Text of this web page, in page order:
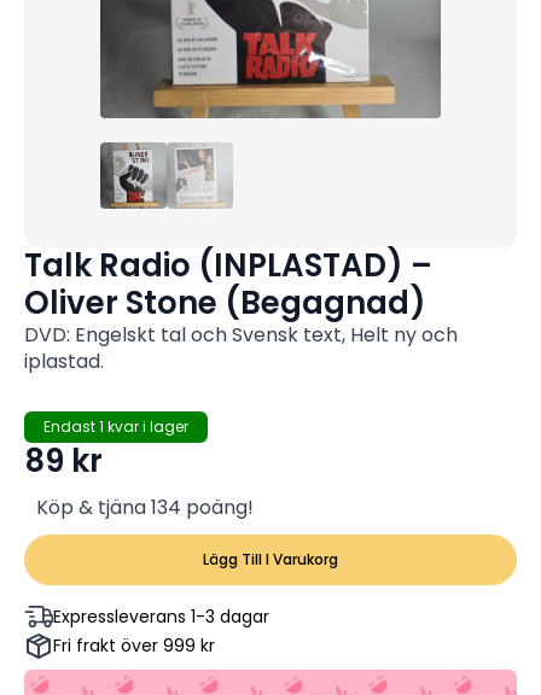
Talk Radio (INPLASTAD) –
Oliver Stone (Begagnad)
DVD: Engelskt tal och Svensk text, Helt ny och
iplastad.
Endast 1 kvar i lager
89 kr
Köp & tjäna 134 poäng!
Lägg Till I Varukorg
Expressleverans 1-3 dagar
Fri frakt över 999 kr